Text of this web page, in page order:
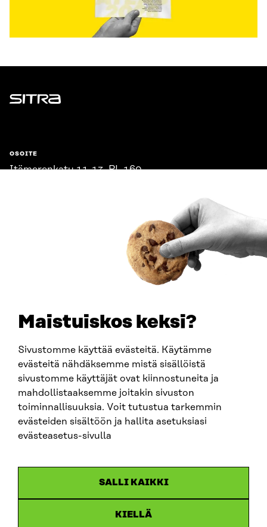
Maistuiskos keksi?
Sivustomme käyttää evästeitä. Käytämme
evästeitä nähdäksemme mistä sisällöistä
sivustomme käyttäjät ovat kiinnostuneita ja
mahdollistaaksemme joitakin sivuston
toiminnallisuuksia. Voit tutustua tarkemmin
evästeiden sisältöön ja hallita asetuksiasi
evästeasetus-sivulla
SALLI KAIKKI
KIELLÄ
Sitra
OSOITE
Itämerenkatu 11-13, PL 160,
SITRA SOSIAALISESSA MEDIASSA
LinkedIn
Instagram
YouTube